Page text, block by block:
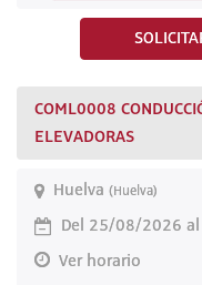
COML0008
ELEVADORAS
Huelva (Huelva)
Del 25/08/2026
Ver horario